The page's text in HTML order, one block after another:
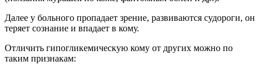
Далее у больного пропадает зрение, развиваются судороги, он
теряет сознание и впадает в кому.
Отличить гипогликемическую кому от других можно по
таким признакам: